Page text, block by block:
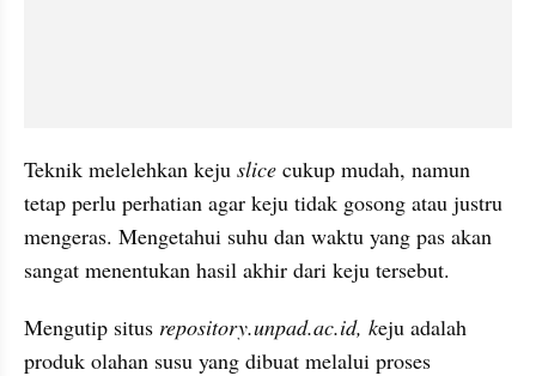
Teknik melelehkan keju slice cukup mudah, namun
tetap perlu perhatian agar keju tidak gosong atau justru
mengeras. Mengetahui suhu dan waktu yang pas akan
sangat menentukan hasil akhir dari keju tersebut.
Mengutip situs repository.unpad.ac.id, keju adalah
produk olahan susu yang dibuat melalui proses